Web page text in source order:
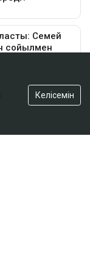
Келісемін